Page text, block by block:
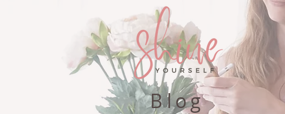
Blog